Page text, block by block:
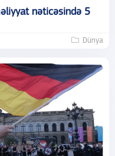
nəticəsində 5
Dünya